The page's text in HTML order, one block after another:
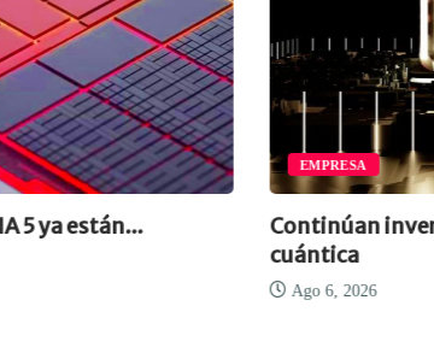
5 ya están...
EMPRESA
Continúan
cuántica
Ago 6, 2026